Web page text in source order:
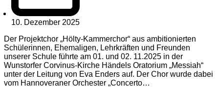
10. Dezember 2025
Der Projektchor „Hölty-Kammerchor“ aus ambitionierten
Schülerinnen, Ehemaligen, Lehrkräften und Freunden
unserer Schule führte am 01. und 02. 11.2025 in der
Wunstorfer Corvinus-Kirche Händels Oratorium „Messiah“
unter der Leitung von Eva Enders auf. Der Chor wurde dabei
vom Hannoveraner Orchester „Concerto…